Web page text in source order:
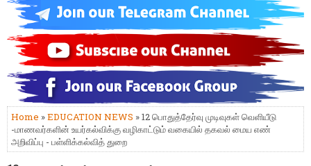
Home »EDUCATION NEWS » 12 பொதுத்தேர்வு முடிவுகள் வெளியீடு
-மாணவர்களின் உயர்கல்விக்கு வழிகாட்டும் வகையில் தகவல் மைய எண்
அறிவிப்பு - பள்ளிக்கல்வித் துறை